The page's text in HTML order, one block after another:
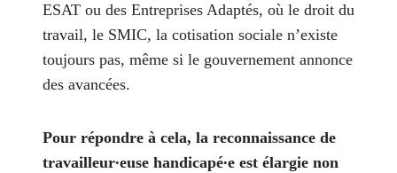
ESAT ou des Entreprises Adaptés, où le droit du
travail, le SMIC, la cotisation sociale n’existe
toujours pas, même si le gouvernement annonce
des avancées.
Pour répondre à cela, la reconnaissance de
travailleur∙euse handicapé∙e est élargie non